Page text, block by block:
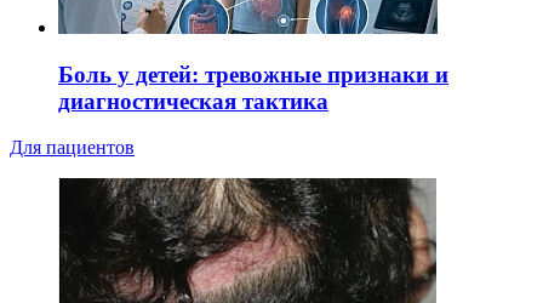
Боль у детей: тревожные признаки и
диагностическая тактика
Для пациентов